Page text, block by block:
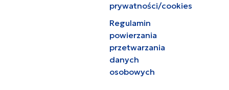
prywatności/cookies
Regulamin
powierzania
przetwarzania
danych
osobowych